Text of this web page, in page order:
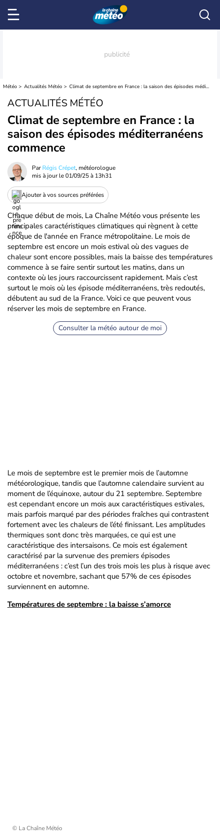
Météo Actualités Météo Climat de septembre en France : la saison des épisodes méditerranéens commence
ACTUALITÉS MÉTÉO
Climat de septembre en France : la
saison des épisodes méditerranéens
commence
ParRégis Crépet, météorologue
mis à jour le01/09/25 à 13h31
Ajouter à vos sources préférées
Chaque début de mois, La Chaîne Météo vous présente les
principales caractéristiques climatiques qui règnent à cette
époque de l'année en France métropolitaine. Le mois de
septembre est encore un mois estival où des vagues de
chaleur sont encore possibles, mais la baisse des températures
commence à se faire sentir surtout les matins, dans un
contexte où les jours raccourcissent rapidement. Mais c’est
surtout le mois où les épisode méditerranéens, très redoutés,
débutent au sud de la France. Voici ce que peuvent vous
réserver les mois de septembre en France.
Consulter la météo autour de moi
Le mois de septembre est le premier mois de l’automne
météorologique, tandis que l’automne calendaire survient au
moment de l’équinoxe, autour du 21 septembre. Septembre
est cependant encore un mois aux caractéristiques estivales,
mais parfois marqué par des périodes fraîches qui contrastent
fortement avec les chaleurs de l’été finissant. Les amplitudes
thermiques sont donc très marquées, ce qui est une
caractéristique des intersaisons. Ce mois est également
caractérisé par la survenue des premiers épisodes
méditerranéens : c’est l’un des trois mois les plus à risque avec
octobre et novembre, sachant que 57% de ces épisodes
surviennent en automne.
Températures de septembre : la baisse s’amorce
© La Chaîne Météo